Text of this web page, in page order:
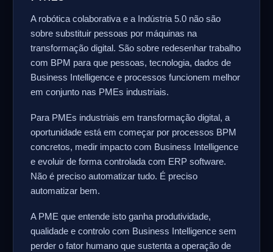
A robótica colaborativa e a Indústria 5.0 não são
sobre substituir pessoas por máquinas na
transformação digital. São sobre redesenhar trabalho
com BPM para que pessoas, tecnologia, dados de
Business Intelligence e processos funcionem melhor
em conjunto nas PMEs industriais.
Para PMEs industriais em transformação digital, a
oportunidade está em começar por processos BPM
concretos, medir impacto com Business Intelligence
e evoluir de forma controlada com ERP software.
Não é preciso automatizar tudo. É preciso
automatizar bem.
A PME que entende isto ganha produtividade,
qualidade e controlo com Business Intelligence sem
perder o fator humano que sustenta a operação de